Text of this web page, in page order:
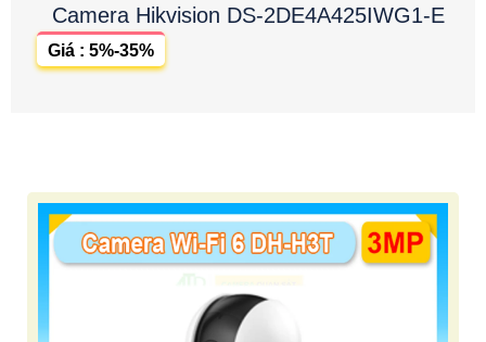
Camera Hikvision DS-2DE4A425IWG1-E
Giá : 5%-35%